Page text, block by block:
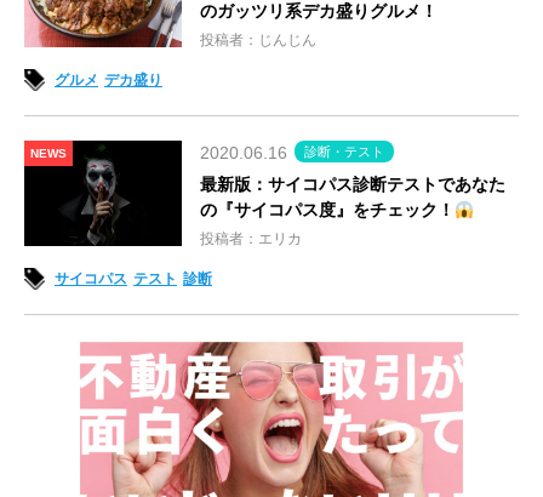
のガッツリ系デカ盛りグルメ！
投稿者：じんじん
グルメ デカ盛り
NEWS 2020.06.16 診断・テスト
最新版：サイコパス診断テストであなた
の『サイコパス度』をチェック！
投稿者：エリカ
サイコパス テスト 診断